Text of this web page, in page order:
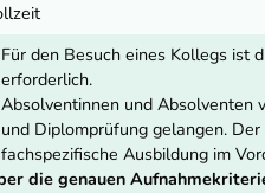
Für den Besuch eines Kollegs ist
erforderlich.
Absolventinnen und Absolventen
und Diplomprüfung gelangen.
fachspezifische Ausbildung im
die genauen